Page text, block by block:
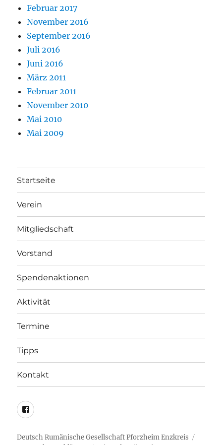
Februar 2017
November 2016
September 2016
Juli 2016
Juni 2016
März 2011
Februar 2011
November 2010
Mai 2010
Mai 2009
Startseite
Verein
Mitgliedschaft
Vorstand
Spendenaktionen
Aktivität
Termine
Tipps
Kontakt
FaceBook
Deutsch Rumänische Gesellschaft Pforzheim Enzkreis